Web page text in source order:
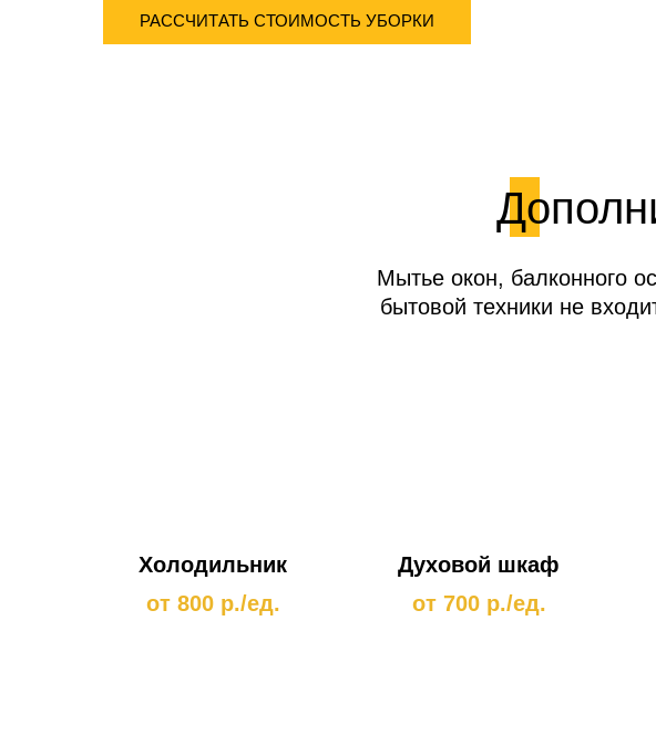
РАССЧИТАТЬ СТОИМОСТЬ УБОРКИ
Мытье окон, балконного
бытовой техники не
Холодильник
от 800 р./ед.
Духовой шкаф
от 700 р./ед.